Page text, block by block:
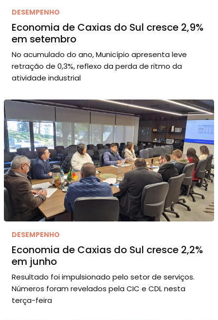
DESEMPENHO
Economia de Caxias do Sul cresce 2,9%
em setembro
No acumulado do ano, Município apresenta leve
retração de 0,3%, reflexo da perda de ritmo da
atividade industrial
DESEMPENHO
Economia de Caxias do Sul cresce 2,2%
em junho
Resultado foi impulsionado pelo setor de serviços.
Números foram revelados pela CIC e CDL nesta
terça-feira